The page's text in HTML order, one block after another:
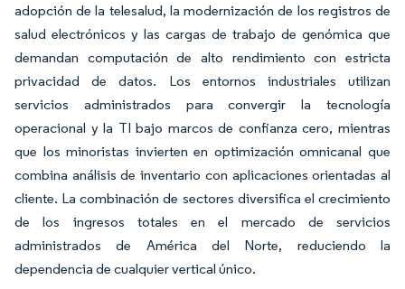
adopción de la telesalud, la modernización de los registros de
salud electrónicos y las cargas de trabajo de genómica que
demandan computación de alto rendimiento con estricta
privacidad de datos. Los entornos industriales utilizan
servicios administrados para convergir la tecnología
operacional y la TI bajo marcos de confianza cero, mientras
que los minoristas invierten en optimización omnicanal que
combina análisis de inventario con aplicaciones orientadas al
cliente. La combinación de sectores diversifica el crecimiento
de los ingresos totales en el mercado de servicios
administrados de América del Norte, reduciendo la
dependencia de cualquier vertical único.